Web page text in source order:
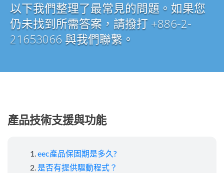
以下我們整理了最常見的問題。如果您
仍未找到所需答案，請撥打 +886-2-
21653066 與我們聯繫。
產品技術支援與功能
eec產品保固期是多久?
是否有提供驅動程式？